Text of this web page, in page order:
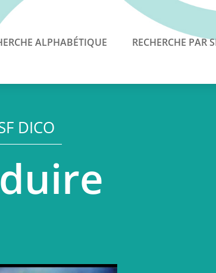
ALPHABÉTIQUE RECHERCHE PAR
DICO
Lecteur